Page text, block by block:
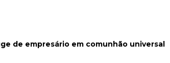
de empresário em comunhão universal